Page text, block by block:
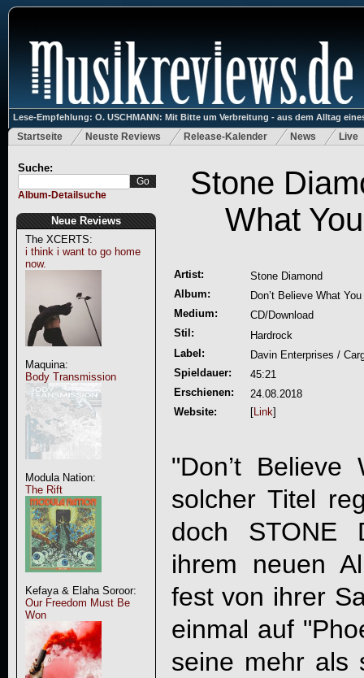
Lese-Empfehlung: O. USCHMANN: Mit Bitte um Verbreitung - aus dem Alltag
Startseite Neuste Reviews Release-Kalender News Live
Suche:
Album-Detailsuche
Neue Reviews
The XCERTS:
i think i want to go home
now.
Maquina:
Body Transmission
Modula Nation:
The Rift
Kefaya & Elaha Soroor:
Our Freedom Must Be
Won
Stone
What
Artist:
Stone Diamond
Album:
Don’t Believe What
Medium:
CD/Download
Stil:
Hardrock
Label:
Davin Enterprises /
Spieldauer:
45:21
Erschienen:
24.08.2018
Website:
[Link]
"Don’t Believe
solcher Titel
doch STONE
ihrem neuen
fest von ihrer
einmal auf
seine mehr als